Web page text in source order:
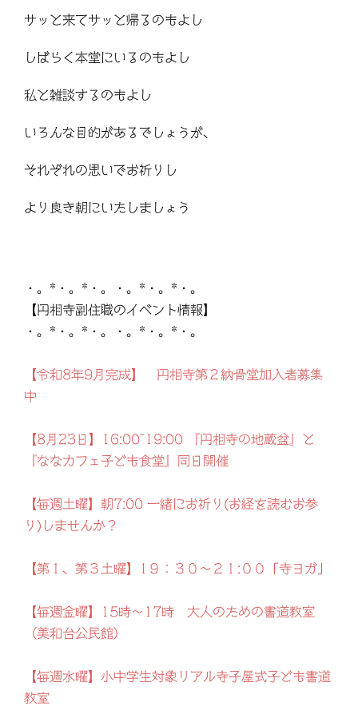
サッと来てサッと帰るのもよし
しばらく本堂にいるのもよし
私と雑談するのもよし
いろんな目的があるでしょうが、
それぞれの思いでお祈りし
より良き朝にいたしましょう
・。*・。*・。・。*・。*・。
【円相寺副住職のイベント情報】
・。*・。*・。・。*・。*・。
【令和8年9月完成】 円相寺第２納骨堂加入者募集
中
【8月23日】16:00~19:00 『円相寺の地蔵盆』と
『ななカフェ子ども食堂』同日開催
【毎週土曜】朝7:00 一緒にお祈り(お経を読むお参
り)しませんか？
【第１、第３土曜】1９：３０～２１:００「寺ヨガ」
【毎週金曜】15時～17時 大人のための書道教室
（美和台公民館）
【毎週水曜】小中学生対象リアル寺子屋式子ども書道
教室